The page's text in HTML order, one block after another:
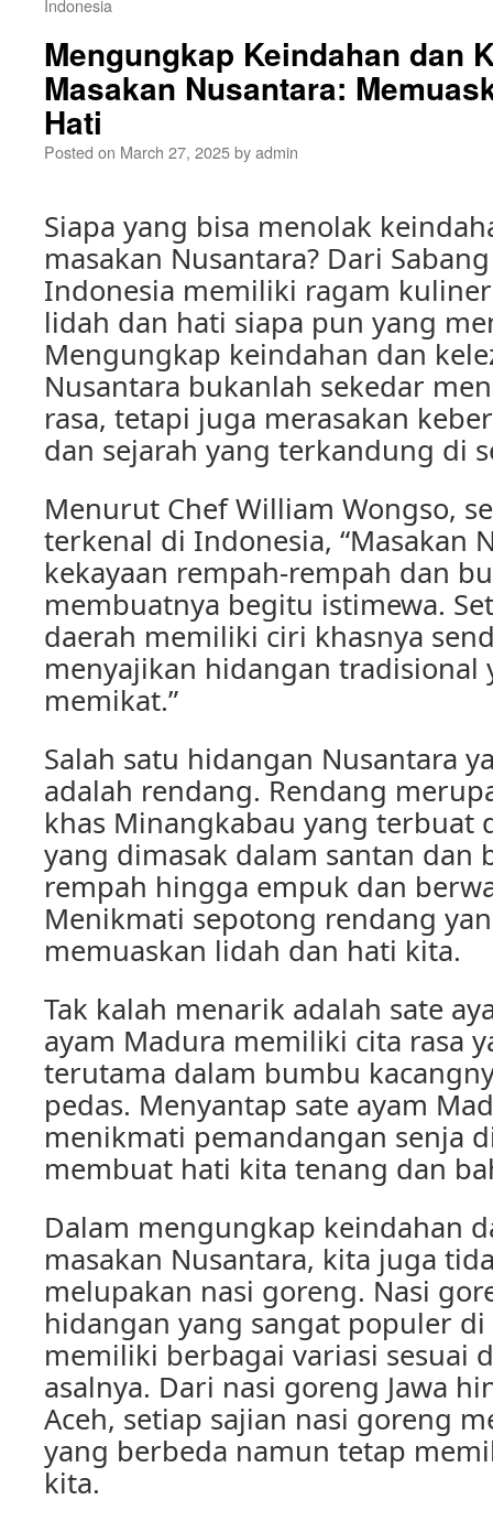
Indonesia
Mengungkap Keindahan dan
Masakan Nusantara:
Hati
Posted on March 27, 2025byadmin
Siapa yang bisa menolak
masakan Nusantara? Dari
Indonesia memiliki ragam
lidah dan hati siapa pun yang
Mengungkap keindahan dan
Nusantara bukanlah sekedar
rasa, tetapi juga merasakan
dan sejarah yang terkandung di
Menurut Chef William Wongso,
terkenal di Indonesia, “Masakan
kekayaan rempah-rempah dan
membuatnya begitu istimewa.
daerah memiliki ciri khasnya
menyajikan hidangan tradisional
memikat.”
Salah satu hidangan Nusantara
adalah rendang. Rendang
khas Minangkabau yang terbuat
yang dimasak dalam santan dan
rempah hingga empuk dan
Menikmati sepotong rendang
memuaskan lidah dan hati kita.
Tak kalah menarik adalah sate
ayam Madura memiliki cita rasa
terutama dalam bumbu
pedas. Menyantap sate ayam
menikmati pemandangan senja
membuat hati kita tenang dan
Dalam mengungkap keindahan
masakan Nusantara, kita juga
melupakan nasi goreng. Nasi
hidangan yang sangat populer
memiliki berbagai variasi sesuai
asalnya. Dari nasi goreng Jawa
Aceh, setiap sajian nasi goreng
yang berbeda namun tetap
kita.